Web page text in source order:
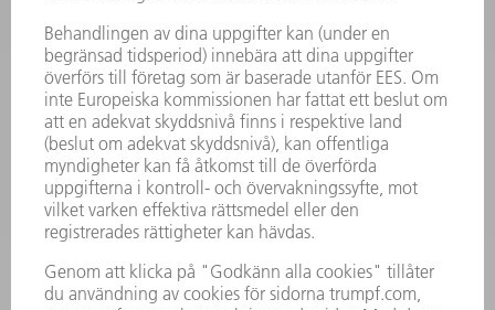
SMART FACTORY
MJUKVARA
SERVICES
TILLÄMPNINGAR
BRANSCHER
FÖRETAG
KARRIÄR
LEDIGA TJÄNSTER
FÖRETAGSPROFIL
STYRELSE
FÖRETAGSPRINCIPER
ÖVERENSSTÄMMELSE